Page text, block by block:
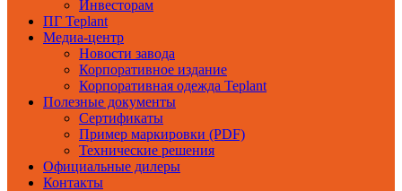
Инвесторам
ПГ Teplant
Медиа-центр
Новости завода
Корпоративное издание
Корпоративная одежда Teplant
Полезные документы
Сертификаты
Пример маркировки (PDF)
Технические решения
Официальные дилеры
Контакты